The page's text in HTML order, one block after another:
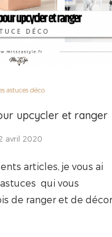
astuces déco
upcycler et ranger
avril 2020
articles, je vous ai
qui vous
de ranger et de